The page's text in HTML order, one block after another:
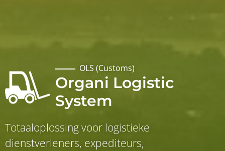
OLS (Customs)
Organi Logistic
System
Totaaloplossing voor logistieke
dienstverleners, expediteurs,